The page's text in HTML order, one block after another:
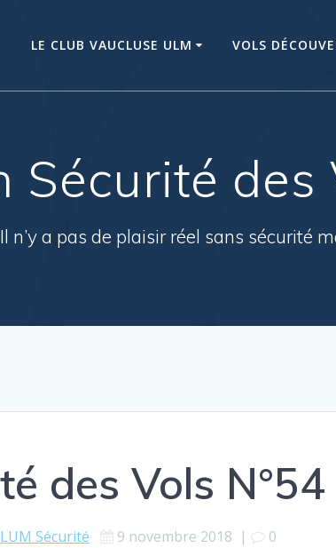
LE CLUB VAUCLUSE ULM VOLS
Sécurité des
n’y a pas de plaisir réel sans sécurité
des Vols N°54
Sécurité 9 novembre 2018 | 0